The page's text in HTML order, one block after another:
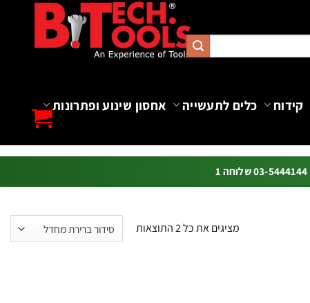
קידוח כלים לתעשייה
אחסון שינוע ופתרונות
מציגים את כל ⁦2⁩ התוצאות